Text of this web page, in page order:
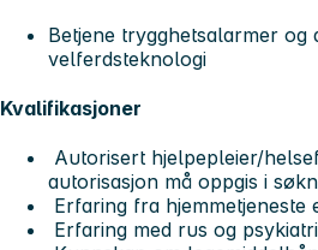
Betjene trygghetsalarmer og
velferdsteknologi
Kvalifikasjoner
Autorisert hjelpepleier/
autorisasjon må oppgis i
Erfaring fra hjemmetjeneste
Erfaring med rus og